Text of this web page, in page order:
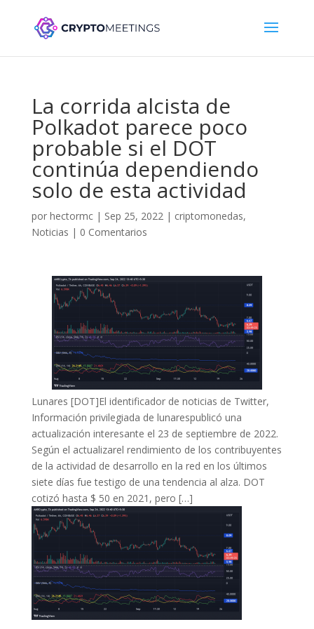
La corrida alcista de
Polkadot parece poco
probable si el DOT
continúa dependiendo
solo de esta actividad
por hectormc| Sep 25, 2022| criptomonedas,
Noticias | 0 Comentarios
Lunares [DOT]El identificador de noticias de Twitter,
Información privilegiada de lunarespublicó una
actualización interesante el 23 de septiembre de 2022.
Según el actualizarel rendimiento de los contribuyentes
de la actividad de desarrollo en la red en los últimos
siete días fue testigo de una tendencia al alza. DOT
cotizó hasta $ 50 en 2021, pero […]